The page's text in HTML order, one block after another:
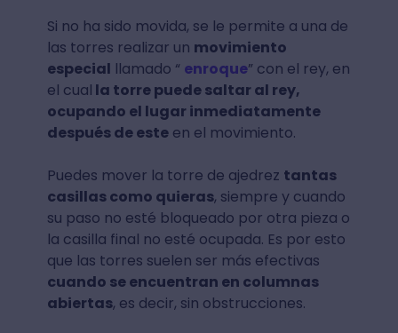
Si no ha sido movida, se le permite a una de
las torres realizar un movimiento
especial llamado “ enroque” con el rey, en
el cual la torre puede saltar al rey,
ocupando el lugar inmediatamente
después de esteen el movimiento.
Puedes mover la torre de ajedrez tantas
casillas como quieras, siempre y cuando
su paso no esté bloqueado por otra pieza o
la casilla final no esté ocupada. Es por esto
que las torres suelen ser más efectivas
cuando se encuentran en columnas
abiertas, es decir, sin obstrucciones.